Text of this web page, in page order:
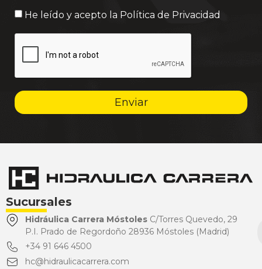
He leído y acepto la Política de Privacidad
Enviar
Sucursales
Hidráulica Carrera MóstolesC/Torres Quevedo, 29
P.I. Prado de Regordoño 28936 Móstoles (Madrid)
+34 91 646 4500
hc@hidraulicacarrera.com